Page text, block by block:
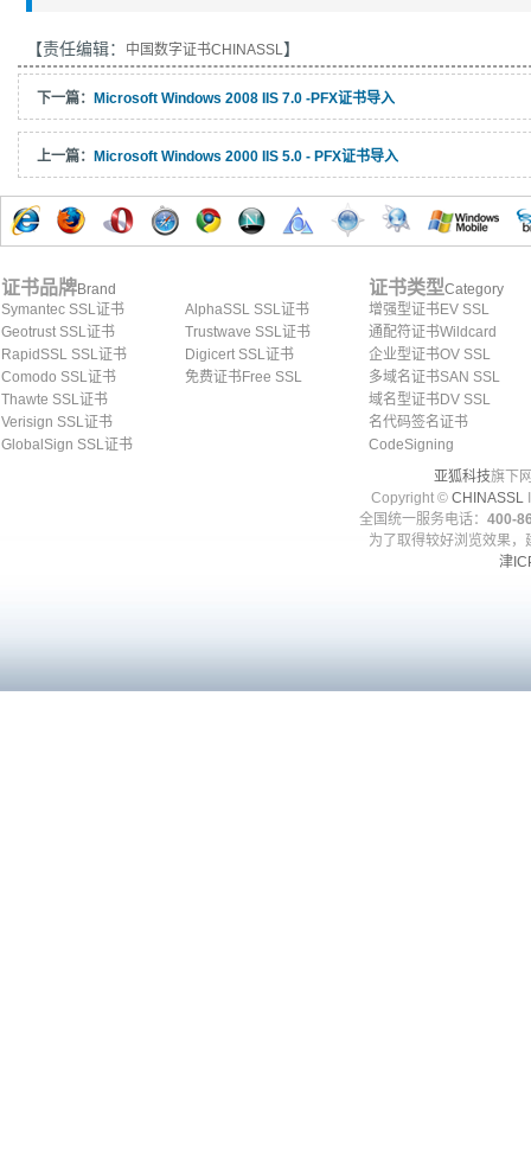
【责任编辑： 中国数字证书CHINASSL】
下一篇： Microsoft Windows 2008 IIS 7.0 -PFX证书导入
上一篇： Microsoft Windows 2000 IIS 5.0 - PFX证书导入
证书品牌Brand
Symantec SSL证书
Geotrust SSL证书
RapidSSL SSL证书
Comodo SSL证书
Thawte SSL证书
Verisign SSL证书
GlobalSign SSL证书
AlphaSSL SSL证书
Trustwave SSL证书
Digicert SSL证书
免费证书Free SSL
证书类型Category
增强型证书EV SSL
通配符证书Wildcard
企业型证书OV SSL
多域名证书SAN SSL
域名型证书DV SSL
名代码签名证书
CodeSigning
亚狐科技旗下
Copyright © CHINASSL
全国统一服务电话： 400-
为了取得较好浏览效果
津